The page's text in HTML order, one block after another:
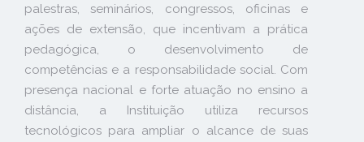
palestras, seminários, congressos, oficinas e
ações de extensão, que incentivam a prática
pedagógica, o desenvolvimento de
competências e a responsabilidade social. Com
presença nacional e forte atuação no ensino a
distância, a Instituição utiliza recursos
tecnológicos para ampliar o alcance de suas